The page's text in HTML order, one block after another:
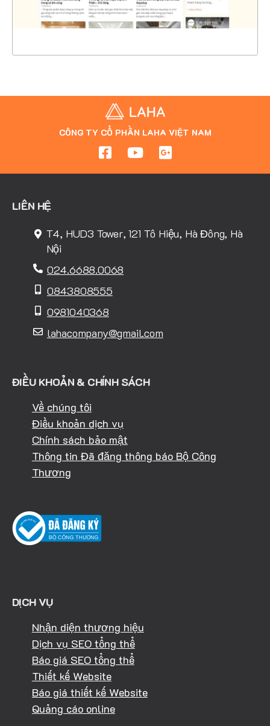
XEM THỰC TẾ
CÔNG TY CỔ PHẦN LAHA VIỆT NAM
LIÊN HỆ
T4, HUD3 Tower, 121 Tô Hiệu, Hà Đông, Hà
Nội
024.6688.0068
0843808555
0981040368
lahacompany@gmail.com
ĐIỀU KHOẢN & CHÍNH SÁCH
Về chúng tôi
Điều khoản dịch vụ
Chính sách bảo mật
Thông tin Đã đăng thông báo Bộ Công
Thương
DỊCH VỤ
Nhận diện thương hiệu
Dịch vụ SEO tổng thể
Báo giá SEO tổng thể
Thiết kế Website
Báo giá thiết kế Website
Quảng cáo online